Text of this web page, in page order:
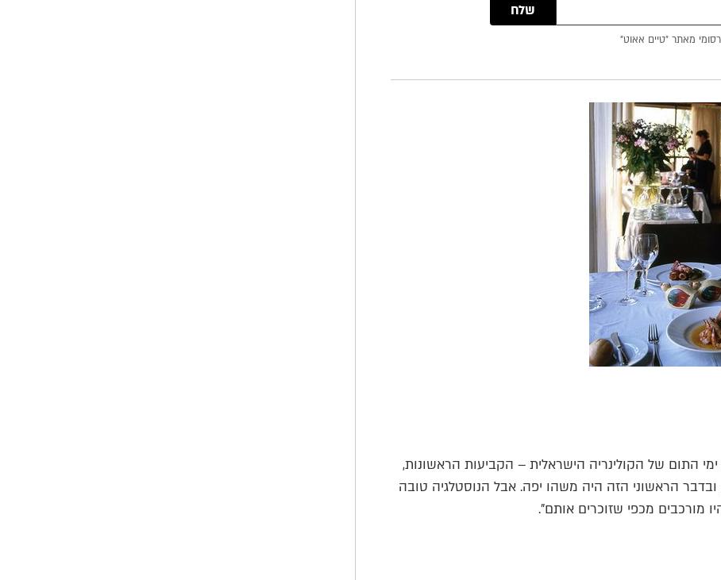
שלח
מאתר ״טיים אאוט״
התום של הקולינריה הישראלית – הקביעות הראשונות,
הראשוני הזה היה משהו יפה. אבל הנוסטלגיה טובה
מורכבים מכפי שזוכרים אותם".